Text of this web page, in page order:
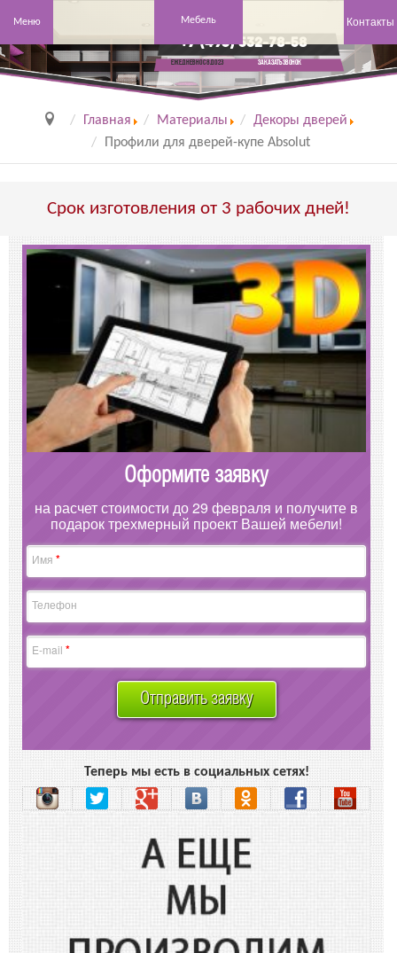
Меню Мебель Контакты
+7 (495) 532-78-58
Ежедневно с 8 до 23 заказать звонок
Главная Материалы
Декоры дверей
Профили для дверей-купе Absolut
Срок изготовления от 3 рабочих дней!
Оформите заявку
на расчет стоимости до 29 февраля и получите в
подарок трехмерный проект Вашей мебели!
Имя *
Телефон
E-mail *
Отправить заявку
Теперь мы есть в социальных сетях!